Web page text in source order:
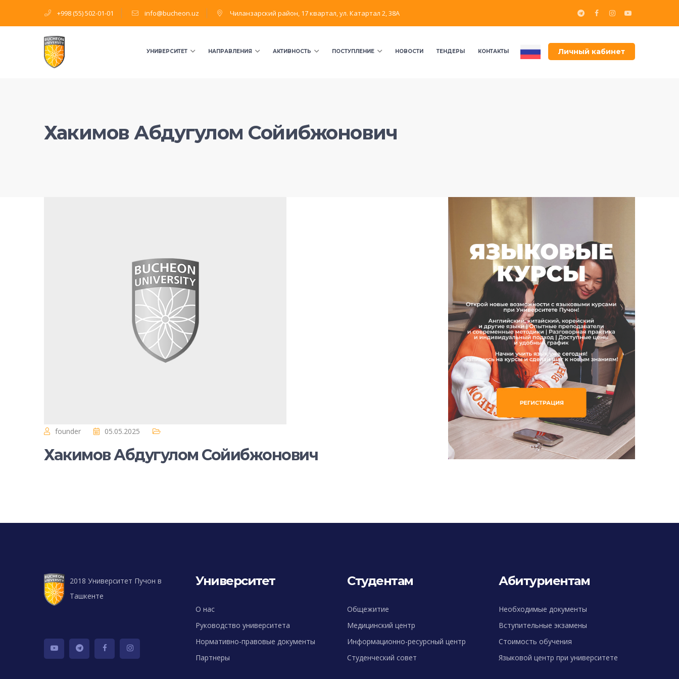
+998 (55) 502-01-01 info@bucheon.uz Чиланзарский район, 17 квартал, ул. Катартал 2, 38А
Личный кабинет
УНИВЕРСИТЕТ НАПРАВЛЕНИЯ АКТИВНОСТЬ ПОСТУПЛЕНИЕ НОВОСТИ ТЕНДЕРЫ КОНТАКТЫ
Хакимов Абдугулом Сойибжонович
founder 05.05.2025
Хакимов Абдугулом Сойибжонович
2018 Университет Пучон в
Ташкенте
Университет
О нас
Руководство университета
Нормативно-правовые документы
Партнеры
Студентам
Общежитие
Медицинский центр
Информационно-ресурсный центр
Студенческий совет
Абитуриентам
Необходимые документы
Вступительные экзамены
Стоимость обучения
Языковой центр при университете